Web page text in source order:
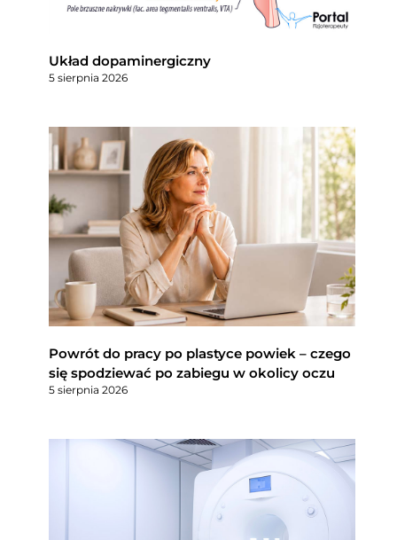
Układ dopaminergiczny
5 sierpnia 2026
Powrót do pracy po plastyce powiek – czego
się spodziewać po zabiegu w okolicy oczu
5 sierpnia 2026